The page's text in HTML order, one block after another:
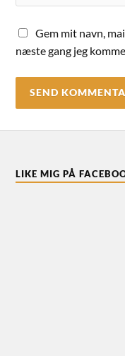
Gem mit navn,
næste gang jeg
LIKE MIG PÅ